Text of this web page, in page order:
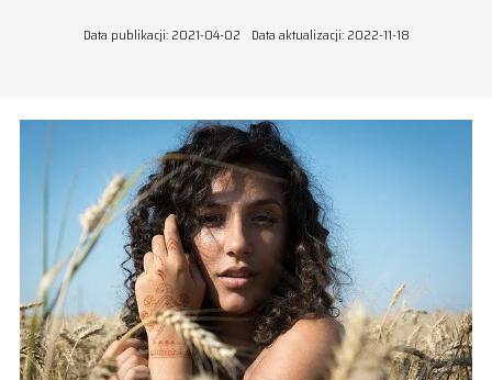
Data publikacji: 2021-04-02 Data aktualizacji: 2022-11-18